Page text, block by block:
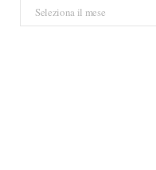
Archivi